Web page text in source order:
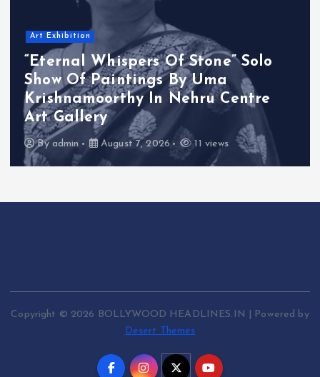
Art Exhibition
“Eternal Whispers Of Stone” Solo
Show Of Paintings By Uma
Krishnamoorthy In Nehru Centre
Art Gallery
By admin August 7, 2026 11 views
Copyright © 2026 BOLLYWOOD HEADLINES.IN | Powered by
Desert Themes